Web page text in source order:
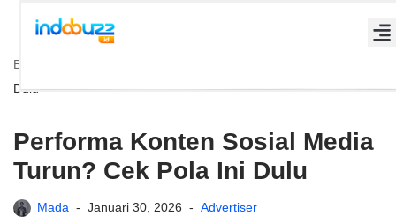
ke
konten
Beranda
Dulu
Performa Konten Sosial Media
Turun? Cek Pola Ini Dulu
Mada Januari 30, 2026 Advertiser